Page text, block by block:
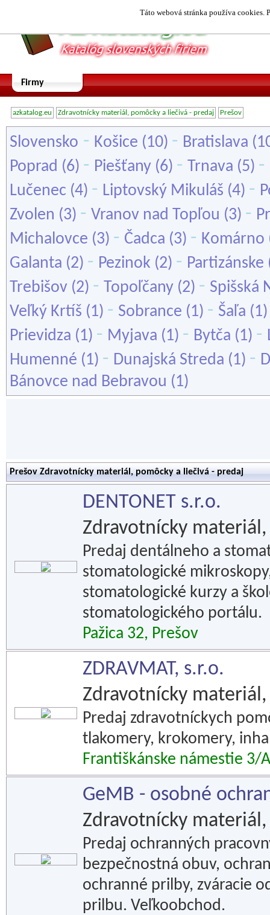
Táto webová stránka používa cookies.
Firmy
azkatalog.eu Zdravotnícky materiál, pomôcky a liečivá - predaj Prešov
Slovensko - Košice (10) - Bratislava
Poprad (6) - Piešťany (6) - Trnava (5) -
Lučenec (4) - Liptovský Mikuláš (4) -
Zvolen (3) - Vranov nad Topľou (3) -
Michalovce (3) - Čadca (3) - Komárno
Galanta (2) - Pezinok (2) - Partizánske
Trebišov (2) - Topoľčany (2) - Spišská
Veľký Krtíš (1) - Sobrance (1) - Šaľa
Prievidza (1) - Myjava (1) - Bytča (1) -
Humenné (1) - Dunajská Streda (1) -
Bánovce nad Bebravou (1)
Prešov Zdravotnícky materiál, pomôcky a liečivá - predaj
DENTONET s.r.o.
Zdravotnícky
Predaj dentálneho a
stomatologické
stomatologické kurzy a
stomatologického portálu.
Pažica 32, Prešov
ZDRAVMAT, s.r.o.
Zdravotnícky
Predaj zdravotníckych
tlakomery, krokomery,
Františkánske námestie 3/
GeMB - osobné
Zdravotnícky
Predaj ochranných
bezpečnostná obuv,
ochranné prilby, zváracie
prilbu. Veľkoobchod.